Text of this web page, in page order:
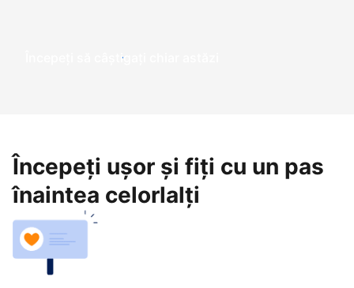
Începeți să câștigați chiar astăzi
Începeți ușor și fiți cu un pas
înaintea celorlalți